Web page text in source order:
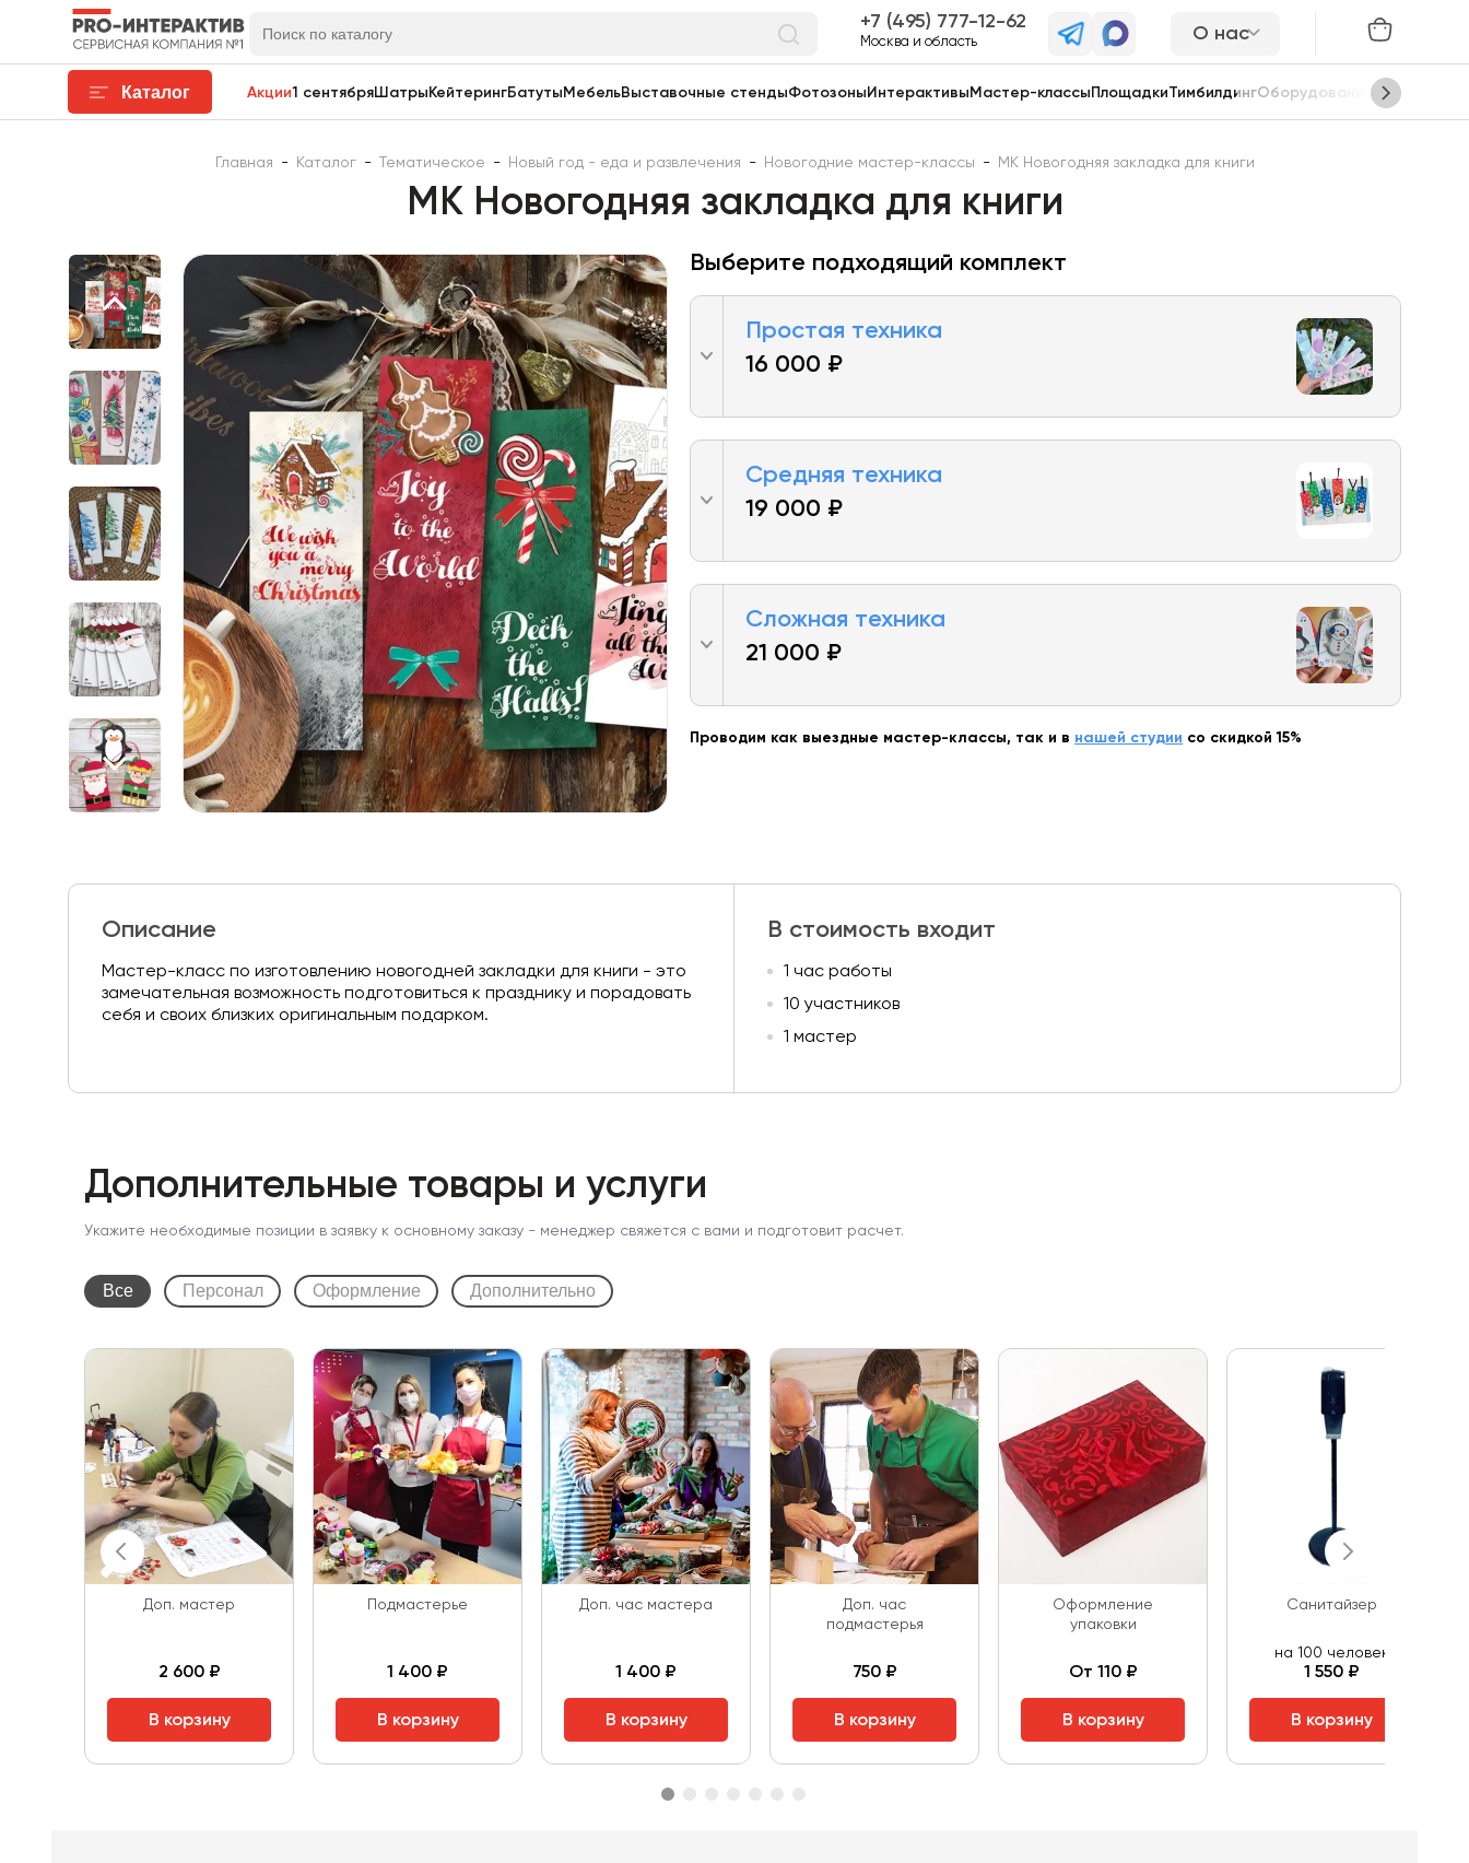
7 (495) 777-12-62
Москва и область О нас
Каталог Акции1 сентябряШатры КейтерингБатуты МебельВыставочные стендыФотозоны Интерактивы Мастер-классы ПлощадкиТимбилдингОборудование Сцены
Главная - Каталог - Тематическое - Новый год - еда и развлечения - Новогодние мастер-классы - МК Новогодняя закладка для книги
МК Новогодняя закладка для книги
Выберите подходящий комплект
Простая техника
16 000 ₽
Средняя техника
19 000 ₽
Сложная техника
21 000 ₽
Проводим как выездные мастер-классы, так и в нашей студии со скидкой 15%
Описание
Мастер-класс по изготовлению новогодней закладки для книги - это
замечательная возможность подготовиться к празднику и порадовать
себя и своих близких оригинальным подарком.
В стоимость входит
1 час работы
10 участников
1 мастер
Дополнительные товары и услуги
Укажите необходимые позиции в заявку к основному заказу - менеджер свяжется с вами и подготовит расчет.
Все Персонал Оформление Дополнительно
Доп. мастер
2 600 ₽
В корзину
Подмастерье
1 400 ₽
В корзину
Доп. час мастера
1 400 ₽
В корзину
Доп. час
подмастерья
750 ₽
В корзину
Оформление
упаковки
От 110 ₽
В корзину
Санитайзер
на 100 человек
1 550 ₽
В корзину